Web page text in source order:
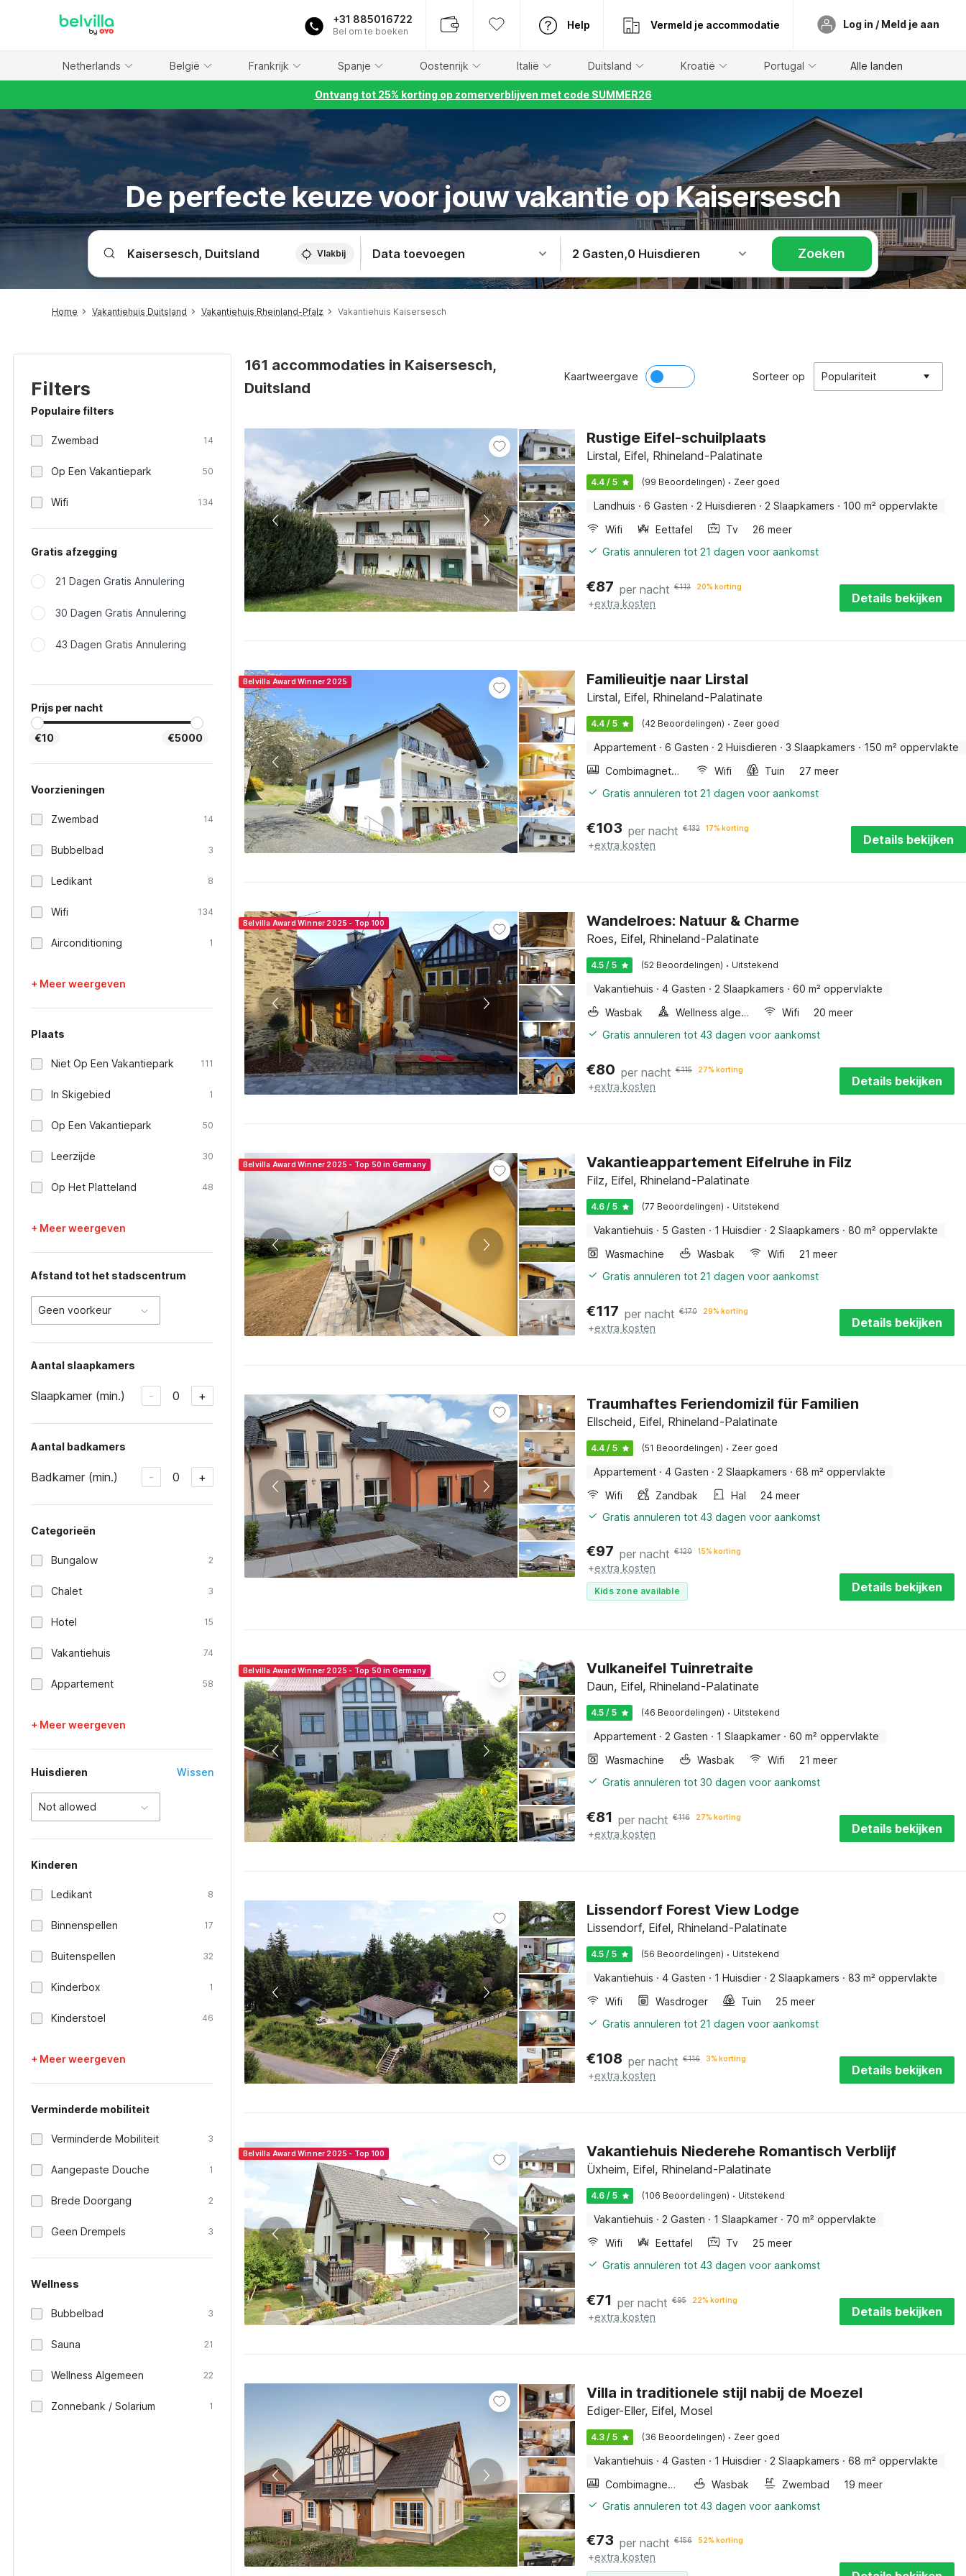
+31 885016722
Bel om te boeken
Help Vermeld je accommodatie Log in / Meld je aan
Netherlands België Frankrijk Spanje Oostenrijk Italië Duitsland Kroatië Portugal Alle landen
Ontvang tot 25% korting op zomerverblijven met code SUMMER26
De perfecte keuze voor jouw vakantie op Kaisersesch
Vlakbij Data toevoegen 2 Gasten,0 Huisdieren Zoeken
Home Vakantiehuis Duitsland Vakantiehuis Rheinland-Pfalz Vakantiehuis Kaisersesch
Filters
Populaire filters
Zwembad 14
Op Een Vakantiepark 50
Wifi 134
Gratis afzegging
21 Dagen Gratis Annulering
30 Dagen Gratis Annulering
43 Dagen Gratis Annulering
Prijs per nacht
€10 €5000
Voorzieningen
Zwembad 14
Bubbelbad 3
Ledikant 8
Wifi 134
Airconditioning 1
+ Meer weergeven
Plaats
Niet Op Een Vakantiepark 111
In Skigebied 1
Op Een Vakantiepark 50
Leerzijde 30
Op Het Platteland 48
+ Meer weergeven
Afstand tot het stadscentrum
Geen voorkeur
Aantal slaapkamers
Slaapkamer (min.) - 0 +
Aantal badkamers
Badkamer (min.) - 0 +
Categorieën
Bungalow 2
Chalet 3
Hotel 15
Vakantiehuis 74
Appartement 58
+ Meer weergeven
Huisdieren Wissen
Not allowed
Kinderen
Ledikant 8
Binnenspellen 17
Buitenspellen 32
Kinderbox 1
Kinderstoel 46
+ Meer weergeven
Verminderde mobiliteit
Verminderde Mobiliteit 3
Aangepaste Douche 1
Brede Doorgang 2
Geen Drempels 3
Wellness
Bubbelbad 3
Sauna 21
Wellness Algemeen 22
Zonnebank / Solarium 1
161 accommodaties in Kaisersesch,
Duitsland
Kaartweergave Sorteer op Populariteit
Rustige Eifel-schuilplaats
Lirstal, Eifel, Rhineland-Palatinate
4.4 / 5 (99 Beoordelingen) · Zeer goed
Landhuis · 6 Gasten · 2 Huisdieren · 2 Slaapkamers · 100 m² oppervlakte
Wifi
Eettafel Tv
26 meer
Gratis annuleren tot 21 dagen voor aankomst
€87 per nacht €113 20% korting
+extra kosten Details bekijken
Belvilla Award Winner 2025 Familieuitje naar Lirstal
Lirstal, Eifel, Rhineland-Palatinate
4.4 / 5 (42 Beoordelingen) · Zeer goed
Appartement · 6 Gasten · 2 Huisdieren · 3 Slaapkamers · 150 m² oppervlakte
Combimagnetron
Wifi Tuin
27 meer
Gratis annuleren tot 21 dagen voor aankomst
€103 per nacht €132 17% korting
+extra kosten Details bekijken
Belvilla Award Winner 2025 - Top 100 Wandelroes: Natuur & Charme
Roes, Eifel, Rhineland-Palatinate
4.5 / 5 (52 Beoordelingen) · Uitstekend
Vakantiehuis · 4 Gasten · 2 Slaapkamers · 60 m² oppervlakte
Wasbak
Wellness algemeen Wifi
20 meer
Gratis annuleren tot 43 dagen voor aankomst
€80 per nacht €115 27% korting
+extra kosten Details bekijken
Belvilla Award Winner 2025 - Top 50 in Germany Vakantieappartement Eifelruhe in Filz
Filz, Eifel, Rhineland-Palatinate
4.6 / 5 (77 Beoordelingen) · Uitstekend
Vakantiehuis · 5 Gasten · 1 Huisdier · 2 Slaapkamers · 80 m² oppervlakte
Wasmachine
Wasbak Wifi
21 meer
Gratis annuleren tot 21 dagen voor aankomst
€117 per nacht €170 29% korting
+extra kosten Details bekijken
Traumhaftes Feriendomizil für Familien
Ellscheid, Eifel, Rhineland-Palatinate
4.4 / 5 (51 Beoordelingen) · Zeer goed
Appartement · 4 Gasten · 2 Slaapkamers · 68 m² oppervlakte
Wifi
Zandbak Hal
24 meer
Gratis annuleren tot 43 dagen voor aankomst
€97 per nacht €120 15% korting
+extra kosten
Kids zone available Details bekijken
Belvilla Award Winner 2025 - Top 50 in Germany Vulkaneifel Tuinretraite
Daun, Eifel, Rhineland-Palatinate
4.5 / 5 (46 Beoordelingen) · Uitstekend
Appartement · 2 Gasten · 1 Slaapkamer · 60 m² oppervlakte
Wasmachine
Wasbak Wifi
21 meer
Gratis annuleren tot 30 dagen voor aankomst
€81 per nacht €116 27% korting
+extra kosten Details bekijken
Lissendorf Forest View Lodge
Lissendorf, Eifel, Rhineland-Palatinate
4.5 / 5 (56 Beoordelingen) · Uitstekend
Vakantiehuis · 4 Gasten · 1 Huisdier · 2 Slaapkamers · 83 m² oppervlakte
Wifi
Wasdroger Tuin
25 meer
Gratis annuleren tot 21 dagen voor aankomst
€108 per nacht €116 3% korting
+extra kosten Details bekijken
Belvilla Award Winner 2025 - Top 100 Vakantiehuis Niederehe Romantisch Verblijf
Üxheim, Eifel, Rhineland-Palatinate
4.6 / 5 (106 Beoordelingen) · Uitstekend
Vakantiehuis · 2 Gasten · 1 Slaapkamer · 70 m² oppervlakte
Wifi
Eettafel Tv
25 meer
Gratis annuleren tot 43 dagen voor aankomst
€71 per nacht €95 22% korting
+extra kosten Details bekijken
Villa in traditionele stijl nabij de Moezel
Ediger-Eller, Eifel, Mosel
4.3 / 5 (36 Beoordelingen) · Zeer goed
Vakantiehuis · 4 Gasten · 1 Huisdier · 2 Slaapkamers · 68 m² oppervlakte
Combimagnetron
Wasbak Zwembad
19 meer
Gratis annuleren tot 43 dagen voor aankomst
€73 per nacht €156 52% korting
+extra kosten